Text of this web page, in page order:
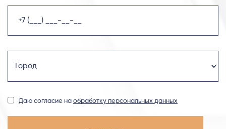
Даю согласие на обработку персональных данных